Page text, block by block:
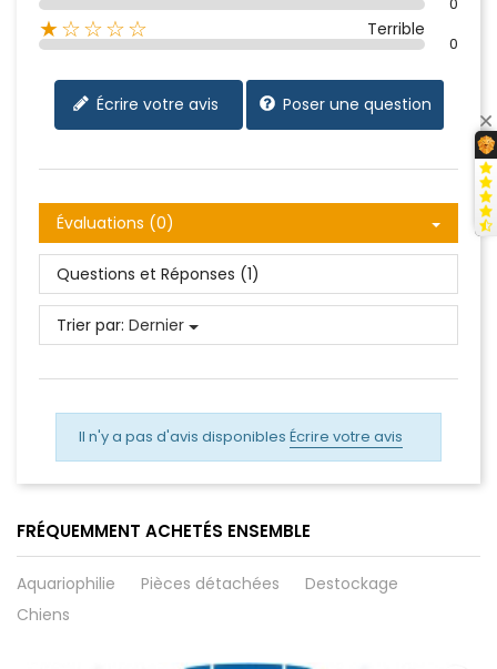
0
★☆☆☆☆ Terrible
0
Écrire votre avis Poser une question
Évaluations (0)
Questions et Réponses (1)
Trier par: Dernier
Il n'y a pas d'avis disponibles Écrire votre avis
FRÉQUEMMENT ACHETÉS ENSEMBLE
Aquariophilie Pièces détachées
Destockage
Chiens